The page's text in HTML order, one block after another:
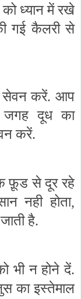
ध्यान में रखे
गई कैलरी से
सेवन करें. आप
जगह दूध का
करें.
फ़ूड से दूर रहे
नही होता,
है.
भी न होने दें.
का इस्तेमाल